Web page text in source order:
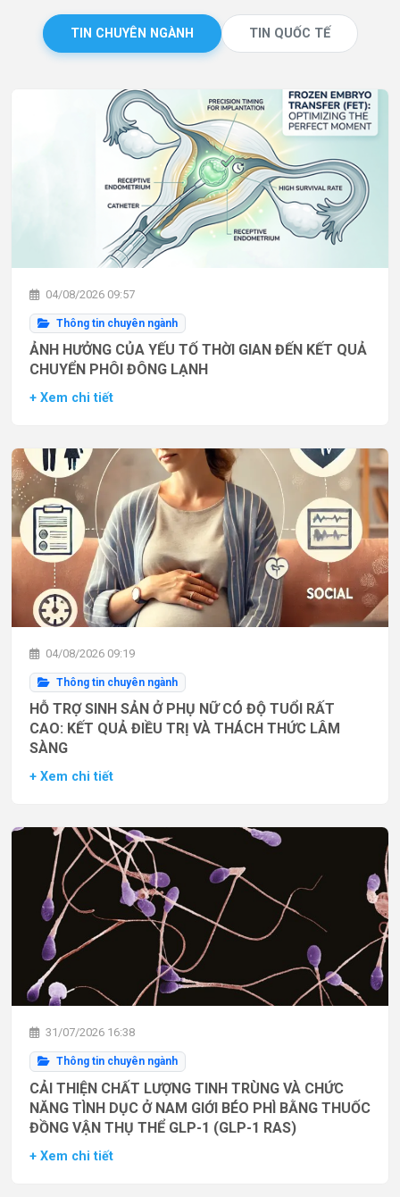
TIN CHUYÊN NGÀNH TIN QUỐC TẾ
04/08/2026 09:57
Thông tin chuyên ngành
ẢNH HƯỞNG CỦA YẾU TỐ THỜI GIAN ĐẾN KẾT QUẢ
CHUYỂN PHÔI ĐÔNG LẠNH
+ Xem chi tiết
04/08/2026 09:19
Thông tin chuyên ngành
HỖ TRỢ SINH SẢN Ở PHỤ NỮ CÓ ĐỘ TUỔI RẤT
CAO: KẾT QUẢ ĐIỀU TRỊ VÀ THÁCH THỨC LÂM
SÀNG
+ Xem chi tiết
31/07/2026 16:38
Thông tin chuyên ngành
CẢI THIỆN CHẤT LƯỢNG TINH TRÙNG VÀ CHỨC
NĂNG TÌNH DỤC Ở NAM GIỚI BÉO PHÌ BẰNG THUỐC
ĐỒNG VẬN THỤ THỂ GLP-1 (GLP-1 RAS)
+ Xem chi tiết